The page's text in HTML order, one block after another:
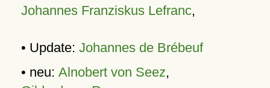
Johannes Franziskus Lefranc,
• Update: Johannes de Brébeuf
• neu: Alnobert von Seez,